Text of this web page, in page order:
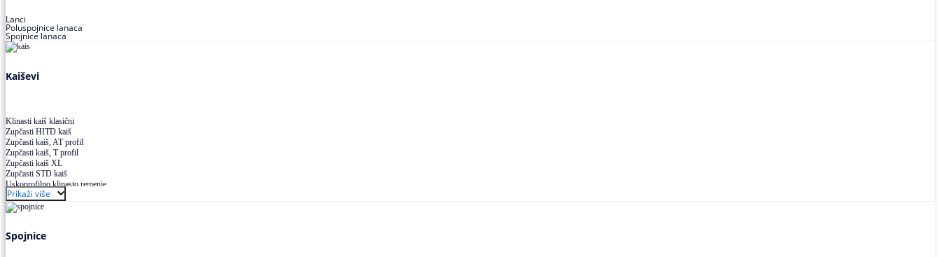
Lanci
Poluspojnice lanaca
Spojnice lanaca
Kaiševi
Klinasti kaiš klasični
Zupčasti HITD kaiš
Zupčasti kaiš, AT profil
Zupčasti kaiš, T profil
Zupčasti kaiš XL
Zupčasti STD kaiš
Uskoprofilno klinasto remenje
Uskoprofilno klinasto remenje spojeno
Uskoprofilno klinasto remenje XP extra power
Višekanalno remenje PJ,PK
Prikaži više
Spojnice